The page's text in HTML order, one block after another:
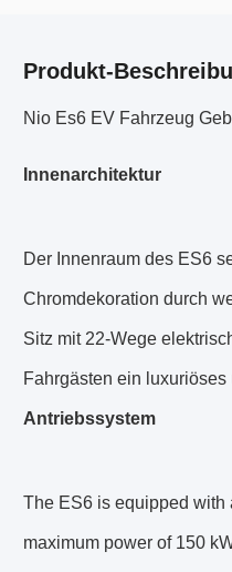
Produkt-
Nio Es6 EV Fahrzeug
Innenarchitektur
Der Innenraum des ES6
Chromdekoration durch
Sitz mit 22-Wege
Fahrgästen ein
Antriebssystem
The ES6 is equipped with
maximum power of 150